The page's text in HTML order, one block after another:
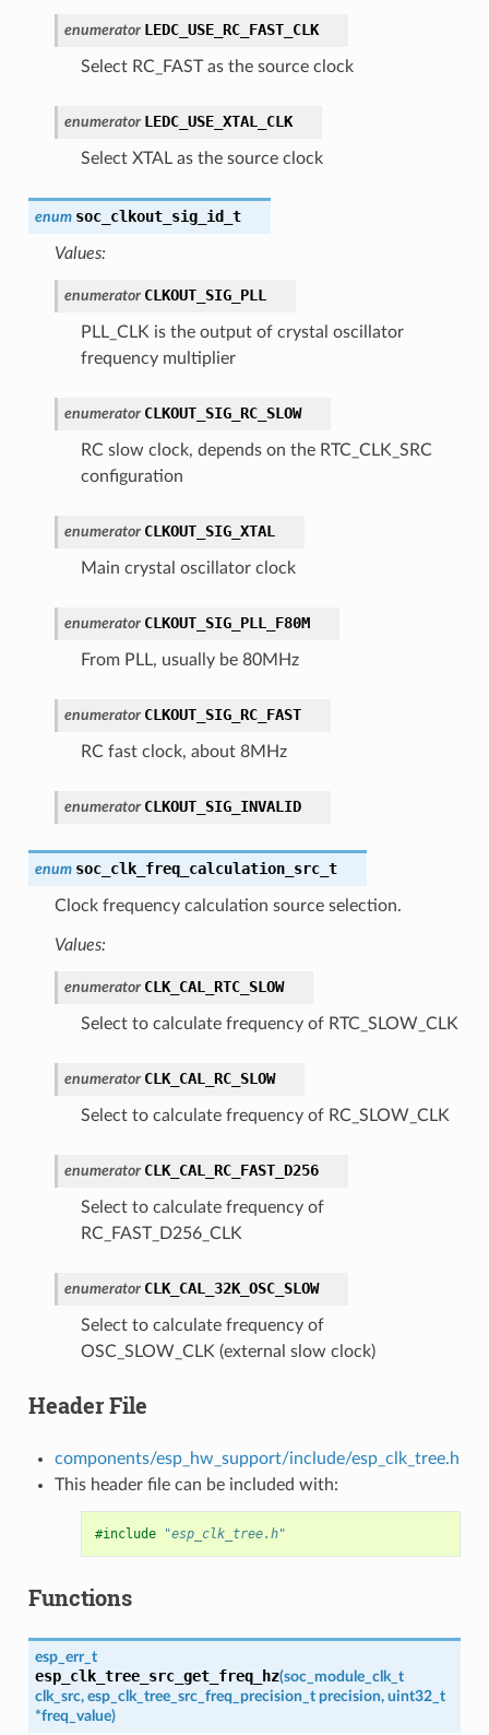
enumerator LEDC_USE_RC_FAST_CLK
Select RC_FAST as the source clock
enumerator LEDC_USE_XTAL_CLK
Select XTAL as the source clock
enum soc_clkout_sig_id_t
Values:
enumerator CLKOUT_SIG_PLL
PLL_CLK is the output of crystal oscillator
frequency multiplier
enumerator CLKOUT_SIG_RC_SLOW
RC slow clock, depends on the RTC_CLK_SRC
configuration
enumerator CLKOUT_SIG_XTAL
Main crystal oscillator clock
enumerator CLKOUT_SIG_PLL_F80M
From PLL, usually be 80MHz
enumerator CLKOUT_SIG_RC_FAST
RC fast clock, about 8MHz
enumerator CLKOUT_SIG_INVALID
enum soc_clk_freq_calculation_src_t
Clock frequency calculation source selection.
Values:
enumerator CLK_CAL_RTC_SLOW
Select to calculate frequency of RTC_SLOW_CLK
enumerator CLK_CAL_RC_SLOW
Select to calculate frequency of RC_SLOW_CLK
enumerator CLK_CAL_RC_FAST_D256
Select to calculate frequency of
RC_FAST_D256_CLK
enumerator CLK_CAL_32K_OSC_SLOW
Select to calculate frequency of
OSC_SLOW_CLK (external slow clock)
Header File
components/esp_hw_support/include/esp_clk_tree.h
This header file can be included with:
#include "esp_clk_tree.h"
Functions
esp_err_t
esp_clk_tree_src_get_freq_hz(soc_module_clk_t
clk_src, esp_clk_tree_src_freq_precision_t precision, uint32_t
*freq_value)